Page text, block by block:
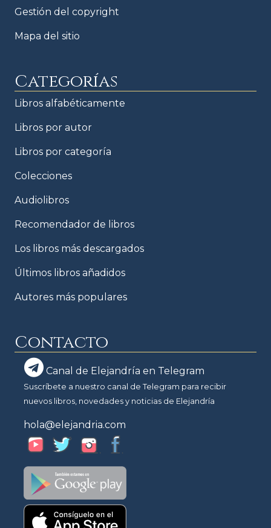
Gestión del copyright
Mapa del sitio
Categorías
Libros alfabéticamente
Libros por autor
Libros por categoría
Colecciones
Audiolibros
Recomendador de libros
Los libros más descargados
Últimos libros añadidos
Autores más populares
Contacto
Canal de Elejandría en Telegram
Suscríbete a nuestro canal de Telegram para recibir
nuevos libros, novedades y noticias de Elejandría
hola@elejandria.com